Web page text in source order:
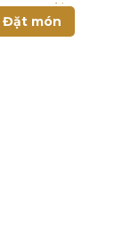
mứt xoài, đậu
chua, ô-liu,
Đặt món